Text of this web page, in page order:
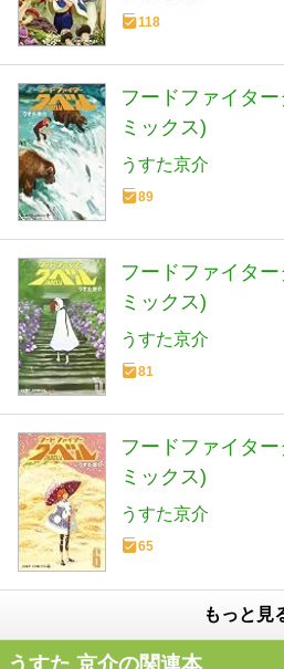
118
フードファイタ
ミックス)
うすた京介
89
フードファイタ
ミックス)
うすた京介
81
フードファイタ
ミックス)
うすた京介
65
もっと見
うすた 京介の関連本